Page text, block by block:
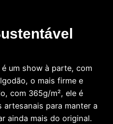
um show à parte, com
o mais firme e
com 365g/m², ele é
para manter a
ainda mais do original.